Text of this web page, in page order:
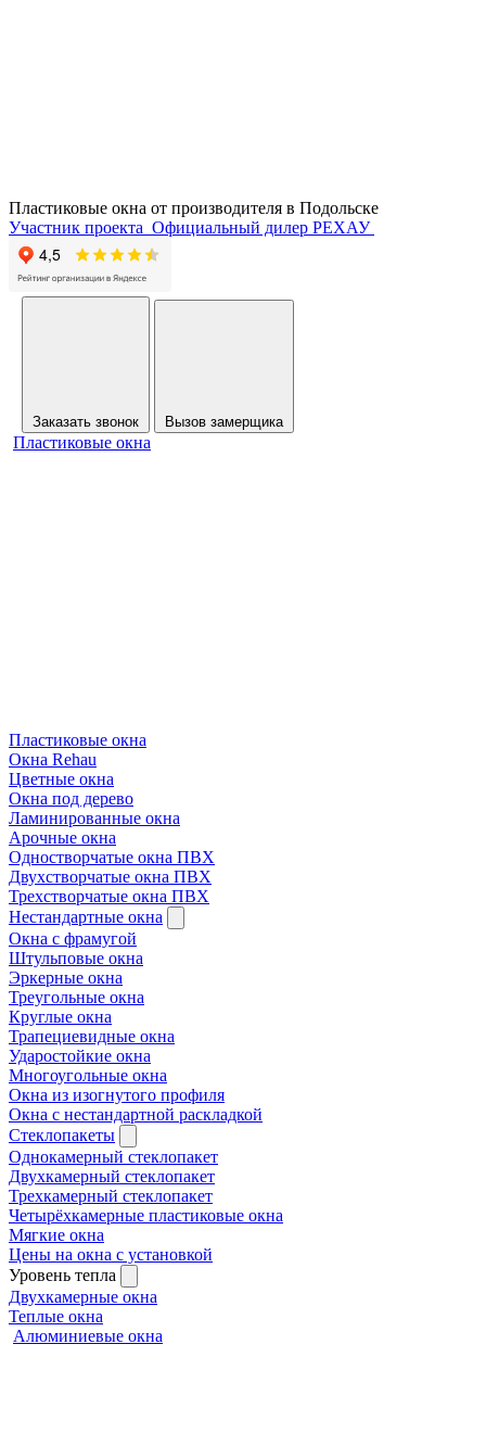
Пластиковые окна от производителя в Подольске
Участник проекта Официальный дилер РЕХАУ
Заказать звонок Вызов замерщика
Пластиковые окна
Пластиковые окна
Окна Rehau
Цветные окна
Окна под дерево
Ламинированные окна
Арочные окна
Одностворчатые окна ПВХ
Двухстворчатые окна ПВХ
Трехстворчатые окна ПВХ
Нестандартные окна
Окна с фрамугой
Штульповые окна
Эркерные окна
Треугольные окна
Круглые окна
Трапециевидные окна
Ударостойкие окна
Многоугольные окна
Окна из изогнутого профиля
Окна с нестандартной раскладкой
Стеклопакеты
Однокамерный стеклопакет
Двухкамерный стеклопакет
Трехкамерный стеклопакет
Четырёхкамерные пластиковые окна
Мягкие окна
Цены на окна с установкой
Уровень тепла
Двухкамерные окна
Теплые окна
Алюминиевые окна